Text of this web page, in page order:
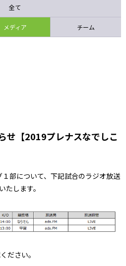
全て
メディア チーム
せ【2019プレナスなでしこ
部について、下記試合のラジオ放送
します。
ださい。